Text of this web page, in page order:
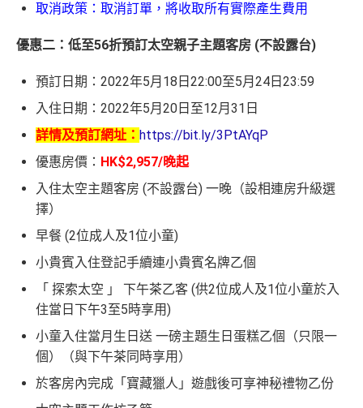
取消政策：取消訂單，將收取所有實際產生費用
優惠二：低至56折預訂太空親子主題客房 (不設露台)
預訂日期：2022年5月18日22:00至5月24日23:59
入住日期：2022年5月20日至12月31日
詳情及預訂網址： https://bit.ly/3PtAYqP
優惠房價： HK$2,957/晚起
入住太空主題客房 (不設露台) 一晚（設相連房升級選
擇）
早餐 (2位成人及1位小童)
小貴賓入住登記手續連小貴賓名牌乙個
「 探索太空 」 下午茶乙客 (供2位成人及1位小童於入
住當日下午3至5時享用)
小童入住當月生日送 一磅主題生日蛋糕乙個（只限一
個）（與下午茶同時享用）
於客房內完成「寶藏獵人」遊戲後可享神秘禮物乙份